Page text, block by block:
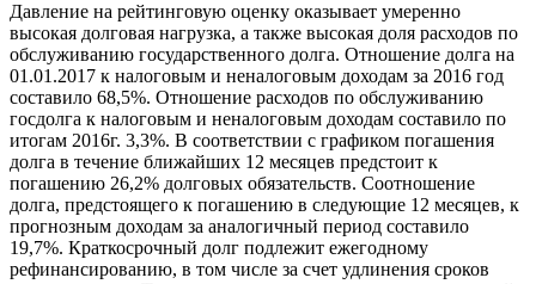
Давление на рейтинговую оценку оказывает умеренно
высокая долговая нагрузка, а также высокая доля расходов по
обслуживанию государственного долга. Отношение долга на
01.01.2017 к налоговым и неналоговым доходам за 2016 год
составило 68,5%. Отношение расходов по обслуживанию
госдолга к налоговым и неналоговым доходам составило по
итогам 2016г. 3,3%. В соответствии с графиком погашения
долга в течение ближайших 12 месяцев предстоит к
погашению 26,2% долговых обязательств. Соотношение
долга, предстоящего к погашению в следующие 12 месяцев, к
прогнозным доходам за аналогичный период составило
19,7%. Краткосрочный долг подлежит ежегодному
рефинансированию, в том числе за счет удлинения сроков